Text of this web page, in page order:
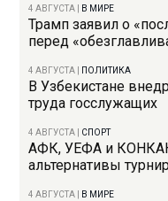
4 АВГУСТА В МИРЕ
Трамп заявил о
перед
4 АВГУСТА ПОЛИТИКА
В Узбекистане
труда госслужащих
4 АВГУСТА СПОРТ
АФК, УЕФА и
альтернативы
4 АВГУСТА В МИРЕ